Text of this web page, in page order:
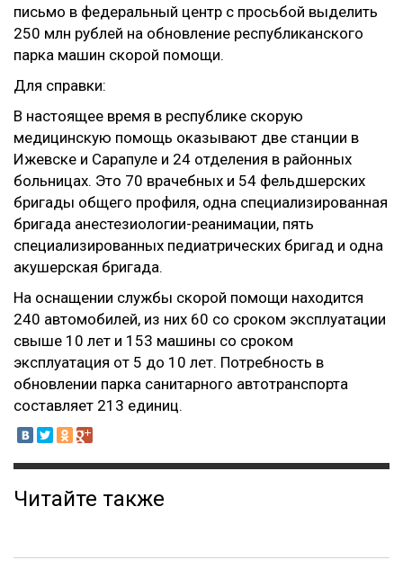
письмо в федеральный центр с просьбой выделить
250 млн рублей на обновление республиканского
парка машин скорой помощи.
Для справки:
В настоящее время в республике скорую
медицинскую помощь оказывают две станции в
Ижевске и Сарапуле и 24 отделения в районных
больницах. Это 70 врачебных и 54 фельдшерских
бригады общего профиля, одна специализированная
бригада анестезиологии-реанимации, пять
специализированных педиатрических бригад и одна
акушерская бригада.
На оснащении службы скорой помощи находится
240 автомобилей, из них 60 со сроком эксплуатации
свыше 10 лет и 153 машины со сроком
эксплуатация от 5 до 10 лет. Потребность в
обновлении парка санитарного автотранспорта
составляет 213 единиц.
Читайте также